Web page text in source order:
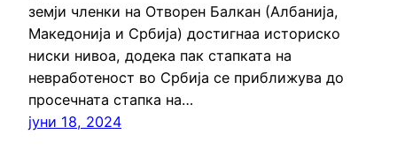
земји членки на Отворен Балкан (Албанија,
Македонија и Србија) достигнаа историско
ниски нивоа, додека пак стапката на
невработеност во Србија се приближува до
просечната стапка на…
јуни 18, 2024